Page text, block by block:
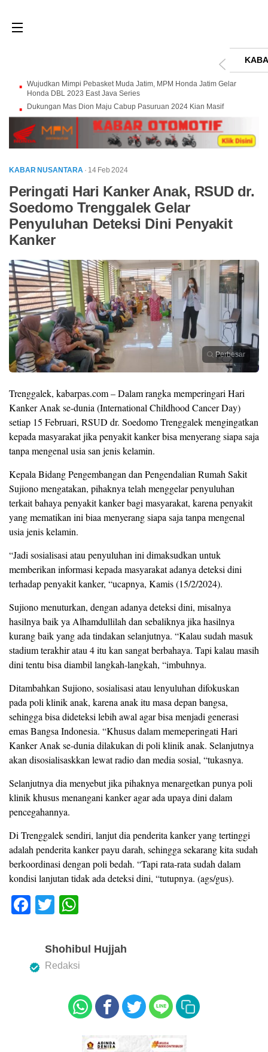
Wujudkan Mimpi Pebasket Muda Jatim, MPM Honda Jatim Gelar
Honda DBL 2023 East Java Series
Dukungan Mas Dion Maju Cabup Pasuruan 2024 Kian Masif
KABAR NUSANTARA · 14 Feb 2024
Peringati Hari Kanker Anak, RSUD dr.
Soedomo Trenggalek Gelar
Penyuluhan Deteksi Dini Penyakit
Kanker
Perbesar
Trenggalek, kabarpas.com – Dalam rangka memperingari Hari
Kanker Anak se-dunia (International Childhood Cancer Day)
setiap 15 Februari, RSUD dr. Soedomo Trenggalek mengingatkan
kepada masyarakat jika penyakit kanker bisa menyerang siapa saja
tanpa mengenal usia san jenis kelamin.
Kepala Bidang Pengembangan dan Pengendalian Rumah Sakit
Sujiono mengatakan, pihaknya telah menggelar penyuluhan
terkait bahaya penyakit kanker bagi masyarakat, karena penyakit
yang mematikan ini biaa menyerang siapa saja tanpa mengenal
usia jenis kelamin.
“Jadi sosialisasi atau penyuluhan ini dimaksudkan untuk
memberikan informasi kepada masyarakat adanya deteksi dini
terhadap penyakit kanker, “ucapnya, Kamis (15/2/2024).
Sujiono menuturkan, dengan adanya deteksi dini, misalnya
hasilnya baik ya Alhamdullilah dan sebaliknya jika hasilnya
kurang baik yang ada tindakan selanjutnya. “Kalau sudah masuk
stadium terakhir atau 4 itu kan sangat berbahaya. Tapi kalau masih
dini tentu bisa diambil langkah-langkah, “imbuhnya.
Ditambahkan Sujiono, sosialisasi atau lenyuluhan difokuskan
pada poli klinik anak, karena anak itu masa depan bangsa,
sehingga bisa dideteksi lebih awal agar bisa menjadi generasi
emas Bangsa Indonesia. “Khusus dalam memeperingati Hari
Kanker Anak se-dunia dilakukan di poli klinik anak. Selanjutnya
akan disosialisaskkan lewat radio dan media sosial, “tukasnya.
Selanjutnya dia menyebut jika pihaknya menargetkan punya poli
klinik khusus menangani kanker agar ada upaya dini dalam
pencegahannya.
Di Trenggalek sendiri, lanjut dia penderita kanker yang tertinggi
adalah penderita kanker payu darah, sehingga sekarang kita sudah
berkoordinasi dengan poli bedah. “Tapi rata-rata sudah dalam
kondisi lanjutan tidak ada deteksi dini, “tutupnya. (ags/gus).
F
e
T
tt
er
at
s
p
p
Shohibul Hujjah
Redaksi